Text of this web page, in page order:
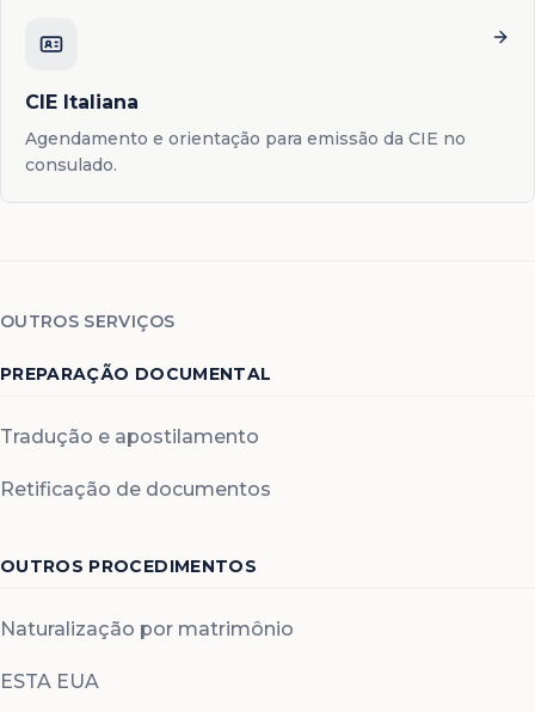
CIE Italiana
Agendamento e orientação para emissão da CIE no
consulado.
OUTROS SERVIÇOS
PREPARAÇÃO DOCUMENTAL
Tradução e apostilamento
Retificação de documentos
OUTROS PROCEDIMENTOS
Naturalização por matrimônio
ESTA EUA